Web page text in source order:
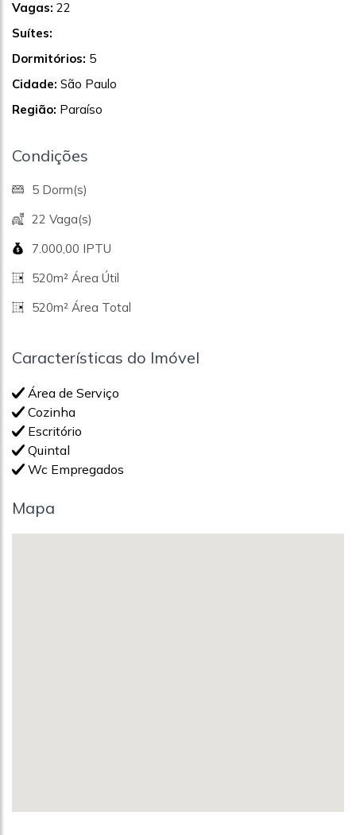
Vagas: 22
Suítes:
Dormitórios: 5
Cidade: São Paulo
Região: Paraíso
Condições
5 Dorm(s)
22 Vaga(s)
7.000,00 IPTU
520m² Área Útil
520m² Área Total
Características do Imóvel
Área de Serviço
Cozinha
Escritório
Quintal
Wc Empregados
Mapa